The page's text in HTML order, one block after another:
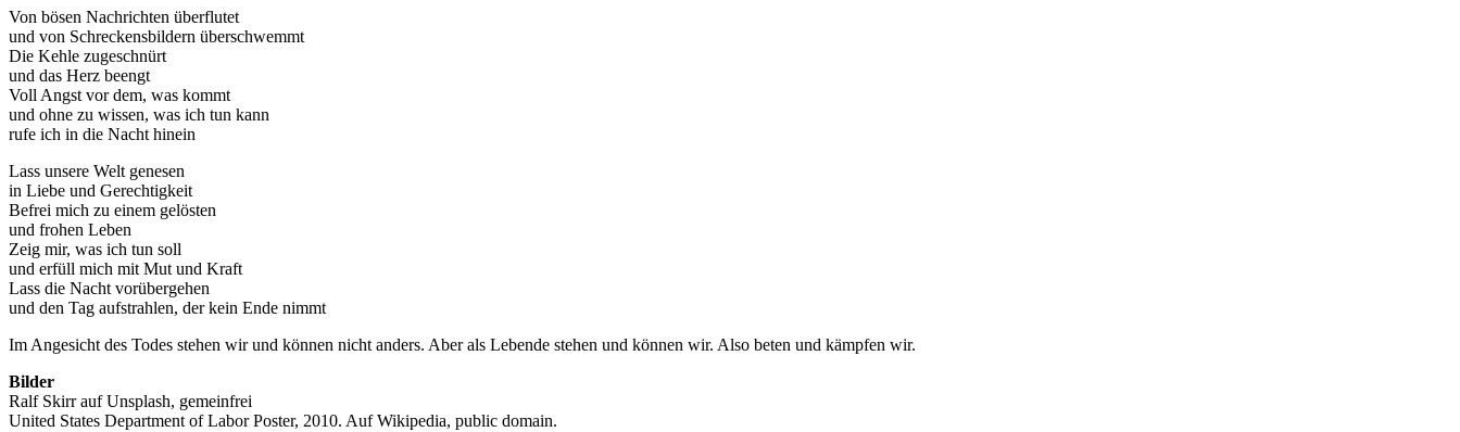
Von bösen Nachrichten überflutet
und von Schreckensbildern überschwemmt
Die Kehle zugeschnürt
und das Herz beengt
Voll Angst vor dem, was kommt
und ohne zu wissen, was ich tun kann
rufe ich in die Nacht hinein
Lass unsere Welt genesen
in Liebe und Gerechtigkeit
Befrei mich zu einem gelösten
und frohen Leben
Zeig mir, was ich tun soll
und erfüll mich mit Mut und Kraft
Lass die Nacht vorübergehen
und den Tag aufstrahlen, der kein Ende nimmt
Im Angesicht des Todes stehen wir und können nicht anders. Aber als Lebende stehen und können wir. Also beten und kämpfen wir.
Bilder
Ralf Skirr auf Unsplash, gemeinfrei
United States Department of Labor Poster, 2010. Auf Wikipedia, public domain.